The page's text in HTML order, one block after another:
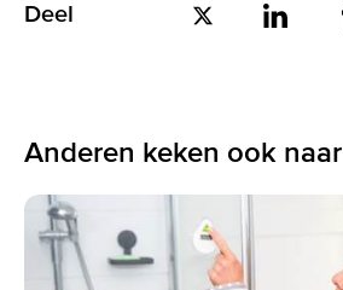
Deel
Deel
Deel
Anderen keken ook naar